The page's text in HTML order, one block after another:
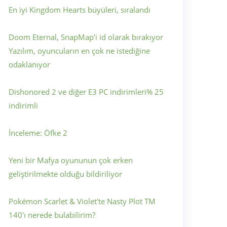
En iyi Kingdom Hearts büyüleri, sıralandı
Doom Eternal, SnapMap'i id olarak bırakıyor
Yazılım, oyuncuların en çok ne istediğine
odaklanıyor
Dishonored 2 ve diğer E3 PC indirimleri% 25
indirimli
İnceleme: Öfke 2
Yeni bir Mafya oyununun çok erken
geliştirilmekte olduğu bildiriliyor
Pokémon Scarlet & Violet'te Nasty Plot TM
140'ı nerede bulabilirim?